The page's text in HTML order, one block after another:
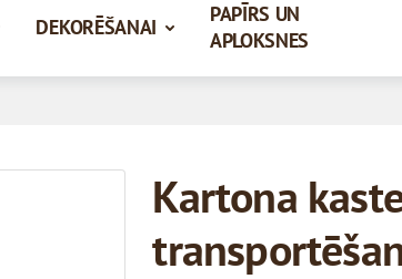
DEKORĒŠANAI
PAPĪRS UN
APLOKSNES
Kartona